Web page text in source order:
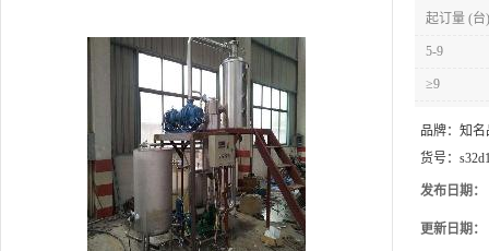
起订量 (台)
5-9
≥9
品牌： 知名
货号：
发布日期：
更新日期：